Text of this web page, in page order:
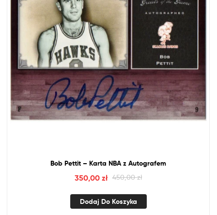
Bob Pettit – Karta NBA z Autografem
450,00zł
350,00zł
Dodaj Do Koszyka